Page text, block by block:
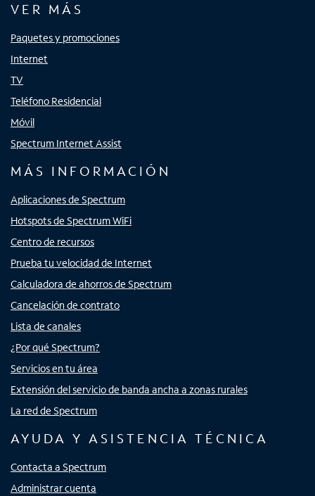
VER MÁS
Paquetes y promociones
Internet
TV
Teléfono Residencial
Móvil
Spectrum Internet Assist
MÁS INFORMACIÓN
Aplicaciones de Spectrum
Hotspots de Spectrum WiFi
Centro de recursos
Prueba tu velocidad de Internet
Calculadora de ahorros de Spectrum
Cancelación de contrato
Lista de canales
¿Por qué Spectrum?
Servicios en tu área
Extensión del servicio de banda ancha a zonas rurales
La red de Spectrum
AYUDA Y ASISTENCIA TÉCNICA
Contacta a Spectrum
Administrar cuenta